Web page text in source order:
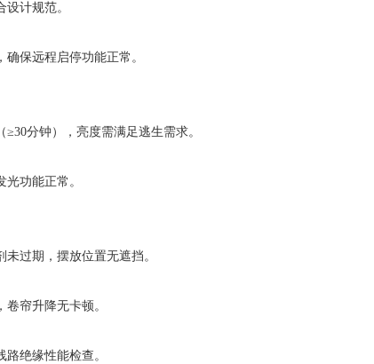
计规范。
保远程启停功能正常。
分钟），亮度需满足逃生需求。
功能正常。
过期，摆放位置无遮挡。
帘升降无卡顿。
绝缘性能检查。